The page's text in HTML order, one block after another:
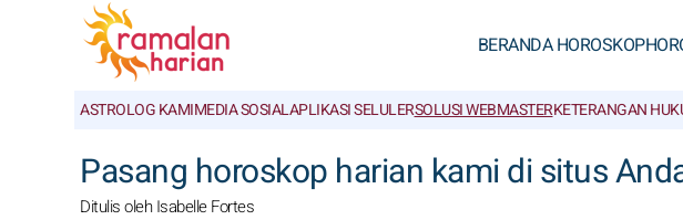
BERANDA HOROSKOP
ASTROLOG KAMIMEDIA SOSIALAPLIKASI SELULERSOLUSI WEBMASTERKETERANGAN
Pasang horoskop harian kami di situs
Ditulis oleh Isabelle Fortes